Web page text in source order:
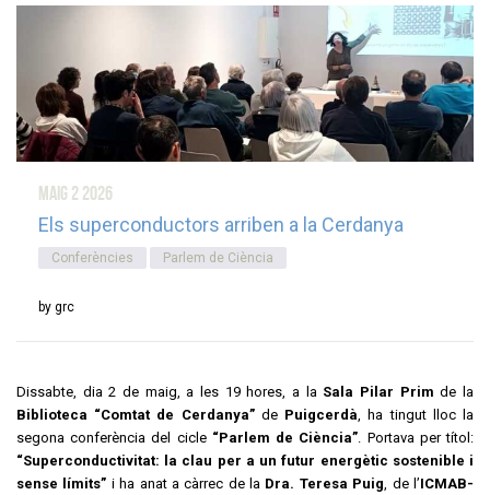
maig 2 2026
Els superconductors arriben a la Cerdanya
Conferències Parlem de Ciència
by grc
Dissabte, dia 2 de maig, a les 19 hores, a la Sala Pilar Prim de la
Biblioteca “Comtat de Cerdanya”de Puigcerdà, ha tingut lloc la
segona conferència del cicle “Parlem de Ciència”. Portava per títol:
“Superconductivitat: la clau per a un futur energètic sostenible i
sense límits” i ha anat a càrrec de la Dra. Teresa Puig, de l’ICMAB-